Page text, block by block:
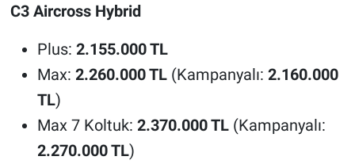
C3 Aircross Hybrid
Plus: 2.155.000 TL
Max: 2.260.000 TL(Kampanyalı: 2.160.000
TL)
Max 7 Koltuk: 2.370.000 TL(Kampanyalı:
2.270.000 TL)